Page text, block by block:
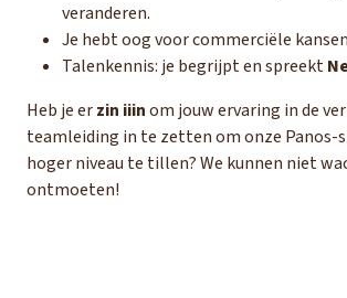
veranderen.
Je hebt oog voor commerciële
Talenkennis: je begrijpt en spreekt
Heb je erzin iiinom jouw ervaring in de
teamleiding in te zetten om onze Panos-
hoger niveau te tillen? We kunnen niet
ontmoeten!